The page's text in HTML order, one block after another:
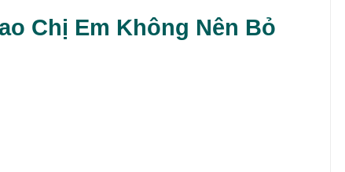
Chị Em Không Nên Bỏ